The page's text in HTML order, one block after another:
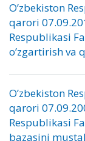
O’zbekiston
qarori
Respublikasi
o’zgartirish va
O’zbekiston
qarori
Respublikasi
bazasini